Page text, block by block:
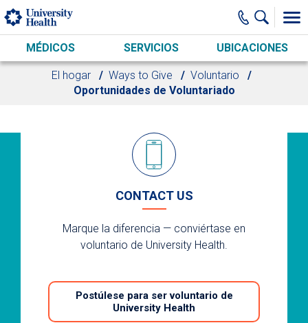
Skip to main content
MÉDICOS SERVICIOS UBICACIONES
El hogar Ways to Give
Voluntario
Oportunidades de Voluntariado
CONTACT US
Marque la diferencia — conviértase en
voluntario de University Health.
Postúlese para ser voluntario de
University Health